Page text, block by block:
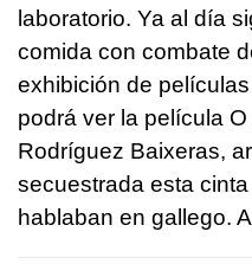
laboratorio. Ya al día
comida con combate
exhibición de
podrá ver la película
Rodríguez Baixeras,
secuestrada esta
hablaban en gallego.